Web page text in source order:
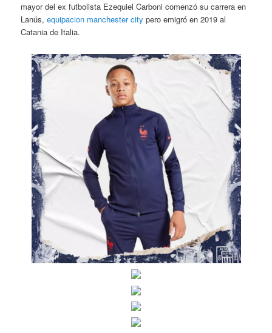
mayor del ex futbolista Ezequiel Carboni comenzó su carrera en
Lanús,equipacion manchester city pero emigró en 2019 al
Catania de Italia.